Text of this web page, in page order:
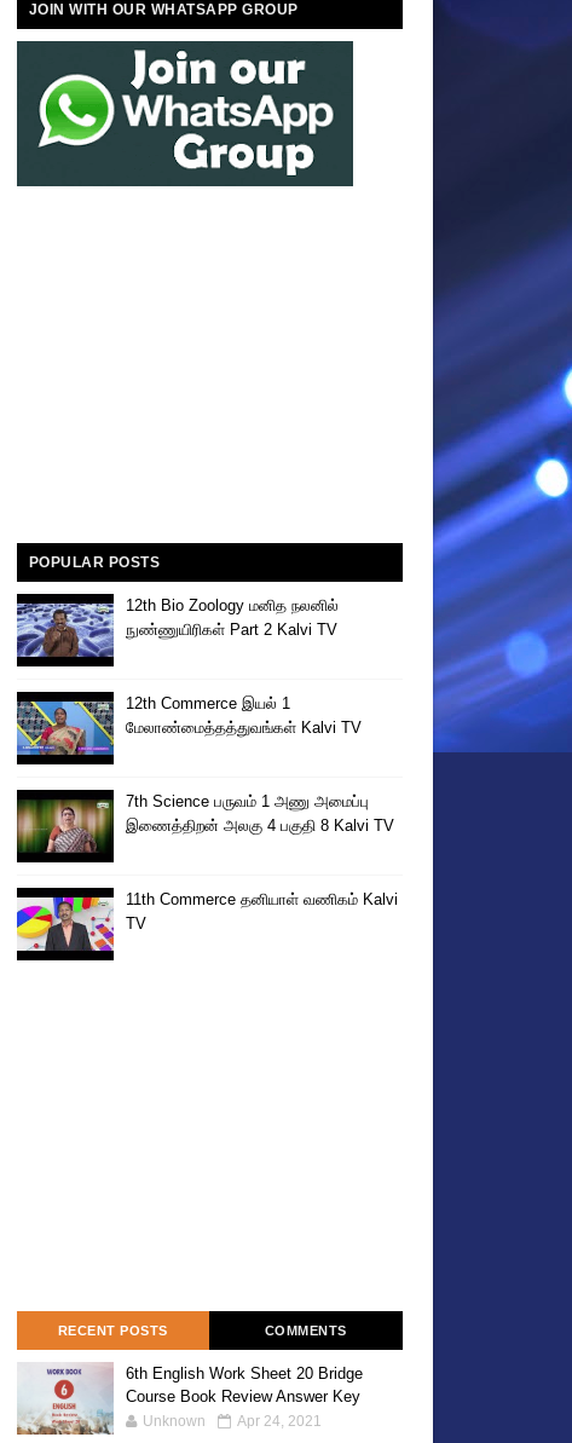
JOIN WITH OUR WHATSAPP GROUP
POPULAR POSTS
12th Bio Zoology மனித நலனில்
நுண்ணுயிரிகள் Part 2 Kalvi TV
12th Commerce இயல் 1
மேலாண்மைத்தத்துவங்கள் Kalvi TV
7th Science பருவம் 1 அணு அமைப்பு
இணைத்திறன் அலகு 4 பகுதி 8 Kalvi TV
11th Commerce தனியாள் வணிகம் Kalvi
TV
RECENT POSTS COMMENTS
6th English Work Sheet 20 Bridge
Course Book Review Answer Key
Unknown Apr 24, 2021